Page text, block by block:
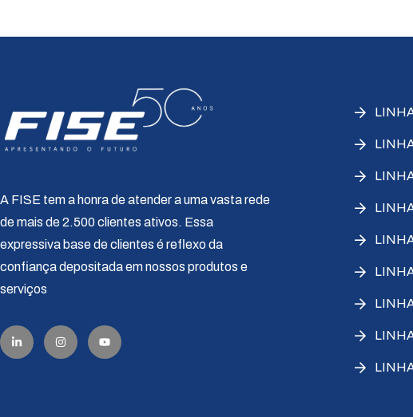
A FISE tem a honra de atender a uma vasta rede
de mais de 2.500 clientes ativos. Essa
expressiva base de clientes é reflexo da
confiança depositada em nossos produtos e
serviços